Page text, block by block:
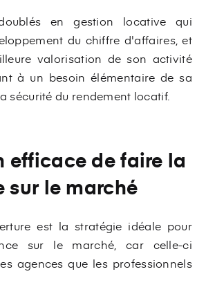
en gestion locative qui
du chiffre d'affaires, et
valorisation de son activité
à un besoin élémentaire de sa
sécurité du rendement locatif.
efficace de faire la
sur le marché
est la stratégie idéale pour
sur le marché, car celle-ci
agences que les professionnels